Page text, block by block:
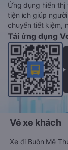
Ứng dụng hiển thị
tiện ích giúp
chuyển tiết kiệm,
Tải ứng dụng
Vé xe khách
Xe đi Buôn Mê